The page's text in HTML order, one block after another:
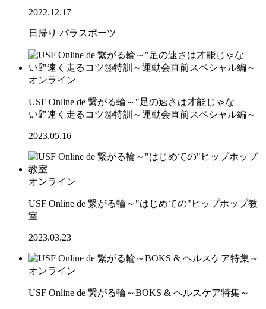
2022.12.17
日帰り パラスポーツ
オンライン
USF Online de 繋がる輪～"足の速さは才能じゃな
い⁉"速く走るコツ㊙特訓～運動会直前スペシャル編～
2023.05.16
オンライン
USF Online de 繋がる輪～"はじめての"ヒップホップ教
室
2023.03.23
オンライン
USF Online de 繋がる輪～BOKS & ヘルスケア特集～